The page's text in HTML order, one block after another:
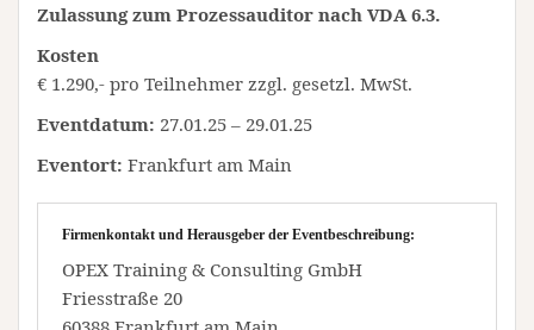
Zulassung zum Prozessauditor nach VDA 6.3.
Kosten
€ 1.290,- pro Teilnehmer zzgl. gesetzl. MwSt.
Eventdatum: 27.01.25 – 29.01.25
Eventort: Frankfurt am Main
Firmenkontakt und Herausgeber der Eventbeschreibung:
OPEX Training & Consulting GmbH
Friesstraße 20